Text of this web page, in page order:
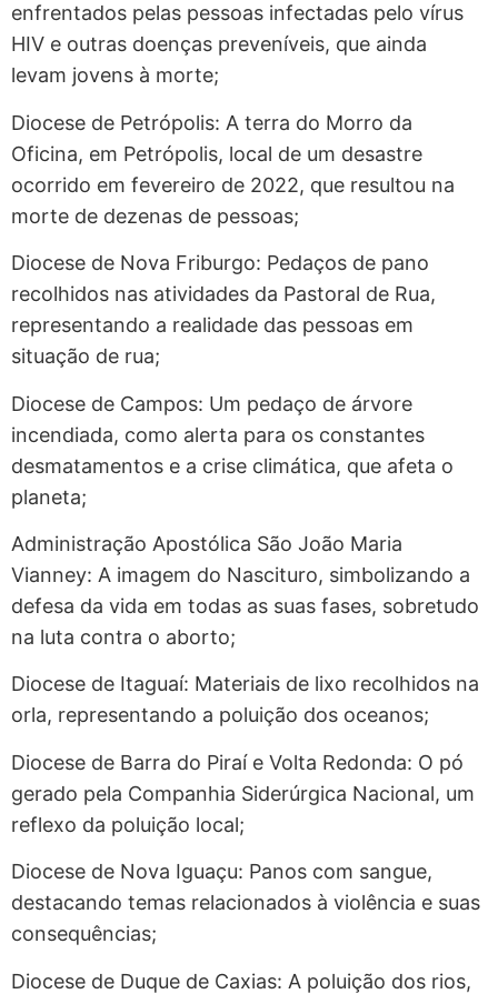
enfrentados pelas pessoas infectadas pelo vírus
HIV e outras doenças preveníveis, que ainda
levam jovens à morte;
Diocese de Petrópolis: A terra do Morro da
Oficina, em Petrópolis, local de um desastre
ocorrido em fevereiro de 2022, que resultou na
morte de dezenas de pessoas;
Diocese de Nova Friburgo: Pedaços de pano
recolhidos nas atividades da Pastoral de Rua,
representando a realidade das pessoas em
situação de rua;
Diocese de Campos: Um pedaço de árvore
incendiada, como alerta para os constantes
desmatamentos e a crise climática, que afeta o
planeta;
Administração Apostólica São João Maria
Vianney: A imagem do Nascituro, simbolizando a
defesa da vida em todas as suas fases, sobretudo
na luta contra o aborto;
Diocese de Itaguaí: Materiais de lixo recolhidos na
orla, representando a poluição dos oceanos;
Diocese de Barra do Piraí e Volta Redonda: O pó
gerado pela Companhia Siderúrgica Nacional, um
reflexo da poluição local;
Diocese de Nova Iguaçu: Panos com sangue,
destacando temas relacionados à violência e suas
consequências;
Diocese de Duque de Caxias: A poluição dos rios,